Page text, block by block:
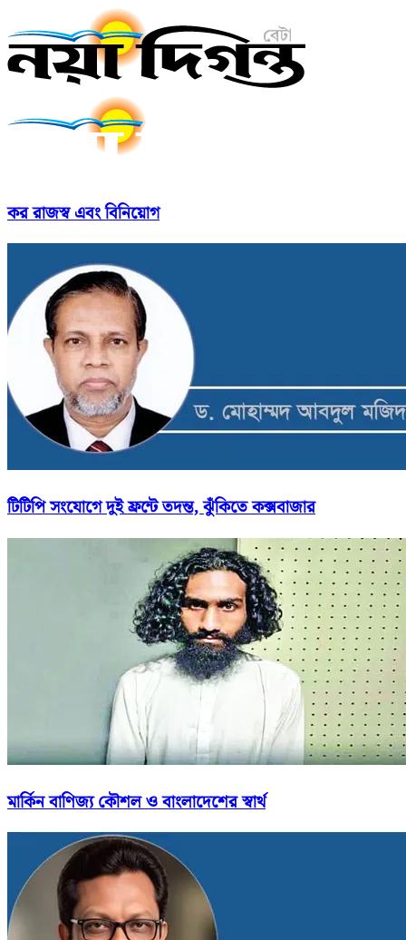
কর রাজস্ব এবং বিনিয়োগ
টিটিপি সংযোগে দুই ফ্রন্টে তদন্ত, ঝুঁকিতে কক্সবাজার
মার্কিন বাণিজ্য কৌশল ও বাংলাদেশের স্বার্থ